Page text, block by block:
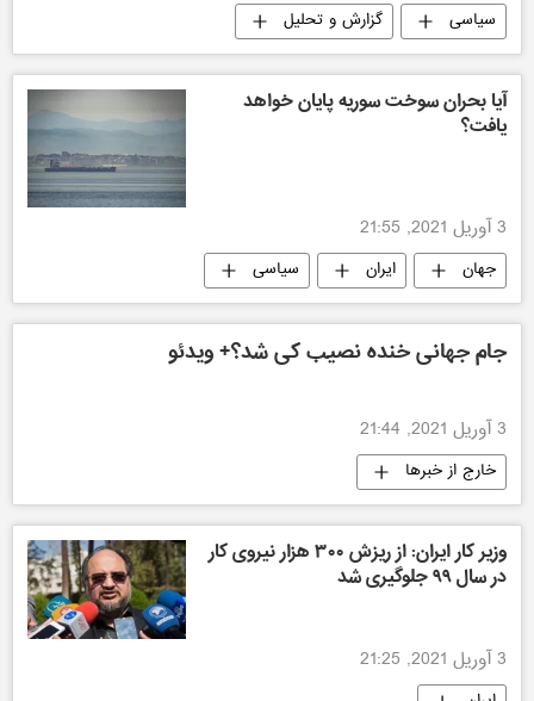
سیاسی گزارش و تحلیل
آیا بحران سوخت سوریه پایان خواهد
یافت؟
3 آوریل 2021, 21:55
جهان ایران سیاسی
جام جهانی خنده نصیب کی شد؟+ ویدئو
3 آوریل 2021, 21:44
خارج از خبرها
وزیر کار ایران: از ریزش ۳۰۰ هزار نیروی کار
در سال ۹۹ جلوگیری شد
3 آوریل 2021, 21:25